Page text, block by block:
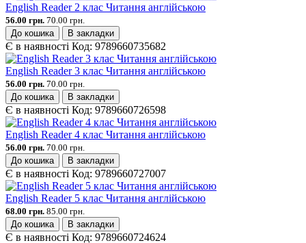
English Reader 2 клас Читання англійською
56.00 грн. 70.00 грн.
До кошика
В закладки
Є в наявності Код: 9789660735682
English Reader 3 клас Читання англійською
56.00 грн. 70.00 грн.
До кошика
В закладки
Є в наявності Код: 9789660726598
English Reader 4 клас Читання англійською
56.00 грн. 70.00 грн.
До кошика
В закладки
Є в наявності Код: 9789660727007
English Reader 5 клас Читання англійською
68.00 грн. 85.00 грн.
До кошика
В закладки
Є в наявності Код: 9789660724624